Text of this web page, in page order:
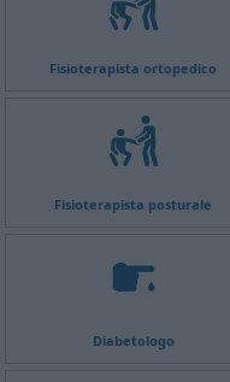
Fisioterapista ortopedico
Fisioterapista posturale
Diabetologo